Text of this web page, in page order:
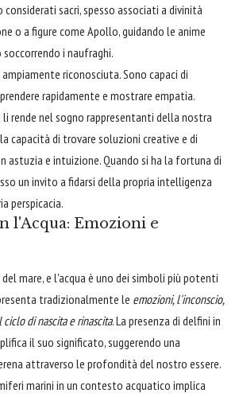
considerati sacri, spesso associati a divinità
o a figure come Apollo, guidando le anime
i naufraghi.
riconosciuta. Sono capaci di
rapidamente e mostrare empatia.
rende nel sogno rappresentanti della nostra
capacità di trovare soluzioni creative e di
astuzia e intuizione. Quando si ha la fortuna di
un invito a fidarsi della propria intelligenza
perspicacia.
l'Acqua: Emozioni e
mare, e l'acqua è uno dei simboli più potenti
tradizionalmente le emozioni, l'inconscio,
di nascita e rinascita. La presenza di delfini in
il suo significato, suggerendo una
attraverso le profondità del nostro essere.
marini in un contesto acquatico implica